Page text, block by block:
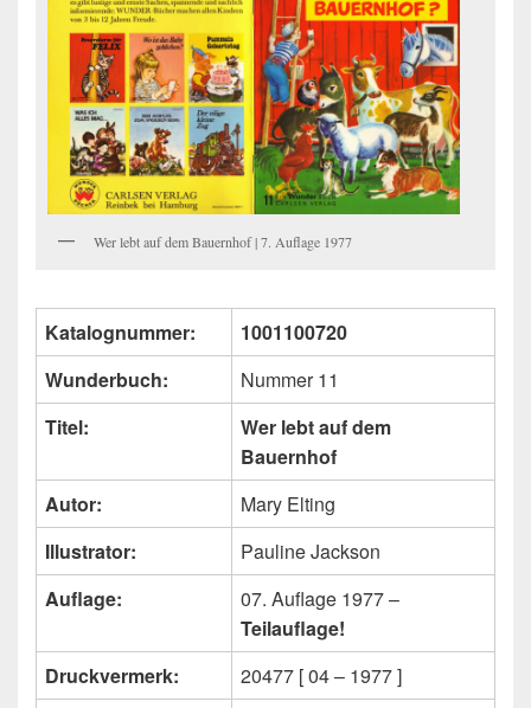
Wer lebt auf dem Bauernhof | 7. Auflage 1977
Katalognummer:
1001100720
Wunderbuch:
Nummer 11
Titel:
Wer lebt auf dem
Bauernhof
Autor:
Mary Elting
Illustrator:
Pauline Jackson
Auflage:
07. Auflage 1977 –
Teilauflage!
Druckvermerk:
20477 [ 04 – 1977 ]